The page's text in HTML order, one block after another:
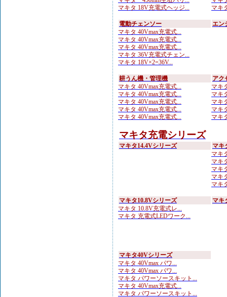
マキタ 18V充電式ヘッジ...
マキ
電動チェンソー
マキタ 40Vmax充電式...
マキタ 40Vmax充電式...
マキタ 40Vmax充電式...
マキタ 36V充電式チェン...
マキタ 18V×2=36V...
エン
耕うん機・管理機
マキタ 40Vmax充電式...
マキタ 40Vmax充電式...
マキタ 40Vmax充電式...
マキタ 40Vmax充電式...
マキタ 40Vmax充電式...
アク
マキ
マキ
マキ
マキ
マキ
マキタ充電シリーズ
マキタ14.4Vシリーズ
マキ
マキ
マキ
マキ
マキ
マキ
マキタ10.8Vシリーズ
マキタ 10.8V充電式レ...
マキタ 充電式LEDワーク...
マキ
マキタ40Vシリーズ
マキタ 40Vmax パワ...
マキタ 40Vmax パワ...
マキタ パワーソースキット...
マキタ 40Vmax充電式...
マキタ パワーソースキット...